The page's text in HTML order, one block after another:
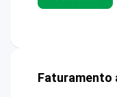
Faturamento